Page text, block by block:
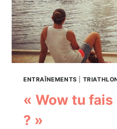
ENTRAÎNEMENTS
« Wow tu
? »